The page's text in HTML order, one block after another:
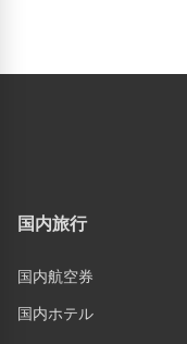
国内旅行
国内航空券
国内ホテル